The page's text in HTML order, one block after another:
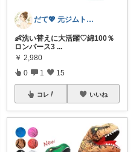
だて💖 元ジムトレーナーママ子育て美容
👶洗い替えに大活躍♡綿100％
ロンパース3 ...
￥ 2,980
0 1 15
コレ いいね